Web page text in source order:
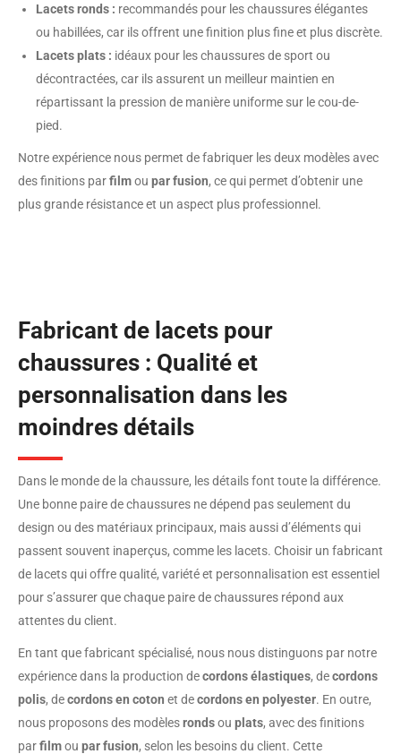
Lacets ronds : recommandés pour les chaussures élégantes
ou habillées, car ils offrent une finition plus fine et plus discrète.
Lacets plats : idéaux pour les chaussures de sport ou
décontractées, car ils assurent un meilleur maintien en
répartissant la pression de manière uniforme sur le cou-de-
pied.
Notre expérience nous permet de fabriquer les deux modèles avec
des finitions parfilmou par fusion, ce qui permet d’obtenir une
plus grande résistance et un aspect plus professionnel.
Fabricant de lacets pour
chaussures : Qualité et
personnalisation dans les
moindres détails
Dans le monde de la chaussure, les détails font toute la différence.
Une bonne paire de chaussures ne dépend pas seulement du
design ou des matériaux principaux, mais aussi d’éléments qui
passent souvent inaperçus, comme les lacets. Choisir un fabricant
de lacets qui offre qualité, variété et personnalisation est essentiel
pour s’assurer que chaque paire de chaussures répond aux
attentes du client.
En tant que fabricant spécialisé, nous nous distinguons par notre
expérience dans la production decordons élastiques, decordons
polis, decordons en coton et decordons en polyester. En outre,
nous proposons des modèlesrondsou plats, avec des finitions
parfilmou par fusion, selon les besoins du client. Cette